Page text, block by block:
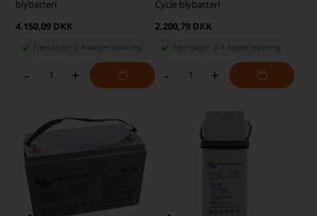
blybatteri
4.150,09 DKK
Fjernlager 2-4 dages levering
- +
Cycle blybatteri
2.200,79 DKK
Fjernlager 2-4 dages levering
- +